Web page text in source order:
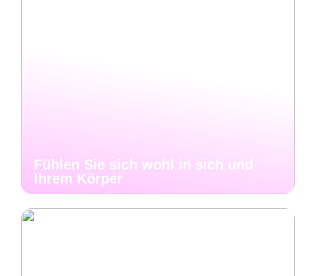
Fühlen Sie sich wohl in sich und
Ihrem Körper